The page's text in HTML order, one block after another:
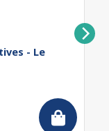
- Le